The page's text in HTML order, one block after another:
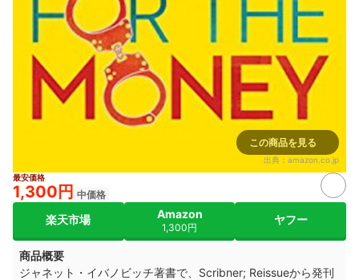
この商品を見る
出典： amazon.co.jp
最安価格
1,300円 中価格
楽天市場 Amazon
1,300円
ヤフー
商品概要
ジャネット・イバノビッチ著書で、Scribner; Reissueから発刊